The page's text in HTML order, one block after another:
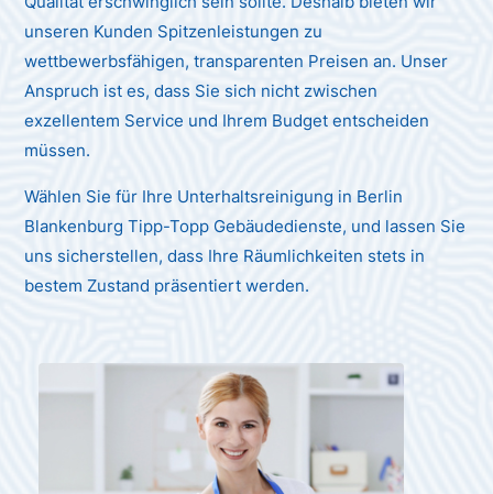
unseren Kunden Spitzenleistungen zu
wettbewerbsfähigen, transparenten Preisen an. Unser
Anspruch ist es, dass Sie sich nicht zwischen
exzellentem Service und Ihrem Budget entscheiden
müssen.
Wählen Sie für Ihre Unterhaltsreinigung in Berlin
Blankenburg Tipp-Topp Gebäudedienste, und lassen Sie
uns sicherstellen, dass Ihre Räumlichkeiten stets in
bestem Zustand präsentiert werden.